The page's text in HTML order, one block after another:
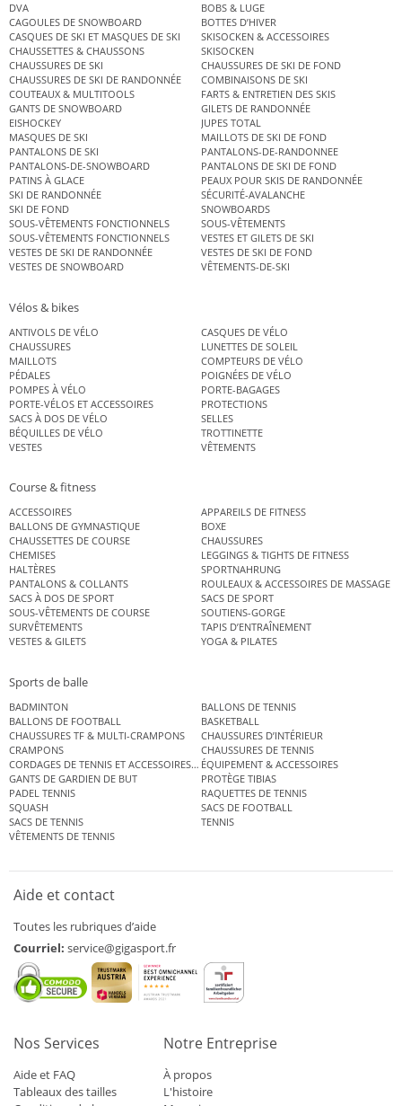
DVA
BOBS & LUGE
CAGOULES DE SNOWBOARD
BOTTES D’HIVER
CASQUES DE SKI ET MASQUES DE SKI
SKISOCKEN & ACCESSOIRES
CHAUSSETTES & CHAUSSONS
SKISOCKEN
CHAUSSURES DE SKI
CHAUSSURES DE SKI DE FOND
CHAUSSURES DE SKI DE RANDONNÉE
COMBINAISONS DE SKI
COUTEAUX & MULTITOOLS
FARTS & ENTRETIEN DES SKIS
GANTS DE SNOWBOARD
GILETS DE RANDONNÉE
EISHOCKEY
JUPES TOTAL
MASQUES DE SKI
MAILLOTS DE SKI DE FOND
PANTALONS DE SKI
PANTALONS-DE-RANDONNEE
PANTALONS-DE-SNOWBOARD
PANTALONS DE SKI DE FOND
PATINS À GLACE
PEAUX POUR SKIS DE RANDONNÉE
SKI DE RANDONNÉE
SÉCURITÉ-AVALANCHE
SKI DE FOND
SNOWBOARDS
SOUS-VÊTEMENTS FONCTIONNELS
SOUS-VÊTEMENTS
SOUS-VÊTEMENTS FONCTIONNELS
VESTES ET GILETS DE SKI
VESTES DE SKI DE RANDONNÉE
VESTES DE SKI DE FOND
VESTES DE SNOWBOARD
VÊTEMENTS-DE-SKI
Vélos & bikes
ANTIVOLS DE VÉLO
CASQUES DE VÉLO
CHAUSSURES
LUNETTES DE SOLEIL
MAILLOTS
COMPTEURS DE VÉLO
PÉDALES
POIGNÉES DE VÉLO
POMPES À VÉLO
PORTE-BAGAGES
PORTE-VÉLOS ET ACCESSOIRES
PROTECTIONS
SACS À DOS DE VÉLO
SELLES
BÉQUILLES DE VÉLO
TROTTINETTE
VESTES
VÊTEMENTS
Course & fitness
ACCESSOIRES
APPAREILS DE FITNESS
BALLONS DE GYMNASTIQUE
BOXE
CHAUSSETTES DE COURSE
CHAUSSURES
CHEMISES
LEGGINGS & TIGHTS DE FITNESS
HALTÈRES
SPORTNAHRUNG
PANTALONS & COLLANTS
ROULEAUX & ACCESSOIRES DE MASSAGE
SACS À DOS DE SPORT
SACS DE SPORT
SOUS-VÊTEMENTS DE COURSE
SOUTIENS-GORGE
SURVÊTEMENTS
TAPIS D’ENTRAÎNEMENT
VESTES & GILETS
YOGA & PILATES
Sports de balle
BADMINTON
BALLONS DE TENNIS
BALLONS DE FOOTBALL
BASKETBALL
CHAUSSURES TF & MULTI-CRAMPONS
CHAUSSURES D’INTÉRIEUR
CRAMPONS
CHAUSSURES DE TENNIS
CORDAGES DE TENNIS ET ACCESSOIRES DE TENNISÉQUIPEMENT & ACCESSOIRES
GANTS DE GARDIEN DE BUT
PROTÈGE TIBIAS
PADEL TENNIS
RAQUETTES DE TENNIS
SQUASH
SACS DE FOOTBALL
SACS DE TENNIS
TENNIS
VÊTEMENTS DE TENNIS
Aide et contact
Toutes les rubriques d’aide
Courriel: service@gigasport.fr
Nos Services
Aide et FAQ
Tableaux des tailles
Notre Entreprise
À propos
L'histoire